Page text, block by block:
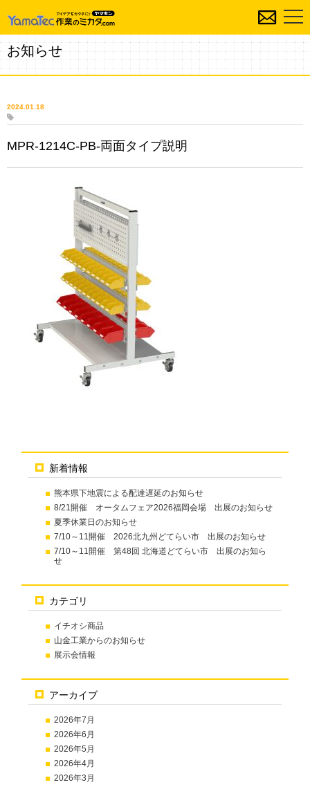
お知らせ
新着情報
熊本県下地震による配達遅延のお知らせ
8/21開催 オータムフェア2026福岡会場 出展のお知らせ
夏季休業日のお知らせ
7/10～11開催 2026北九州どてらい市 出展のお知らせ
7/10～11開催 第48回 北海道どてらい市 出展のお知ら
せ
カテゴリ
イチオシ商品
山金工業からのお知らせ
展示会情報
アーカイブ
2026年7月
2026年6月
2026年5月
2026年4月
2026年3月
2024.01.18
MPR-1214C-PB-両面タイプ説明